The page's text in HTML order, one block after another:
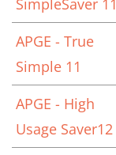
SimpleSaver 11
APGE - True
Simple 11
APGE - High
Usage Saver12